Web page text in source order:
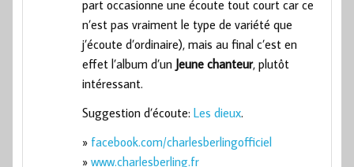
part occasionne une écoute tout court car ce
n’est pas vraiment le type de variété que
j’écoute d’ordinaire), mais au final c’est en
effet l’album d’un Jeune chanteur, plutôt
intéressant.
Suggestion d’écoute:Les dieux.
» facebook.com/charlesberlingofficiel
»www.charlesberling.fr